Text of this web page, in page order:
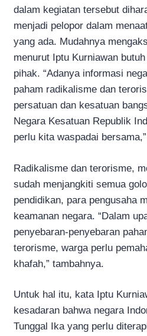
dalam kegiatan tersebut
menjadi pelopor dalam
yang ada. Mudahnya
menurut Iptu Kurniawan
pihak. “Adanya informasi
paham radikalisme dan
persatuan dan kesatuan
Negara Kesatuan Republik
perlu kita waspadai
Radikalisme dan terorisme,
sudah menjangkiti semua
pendidikan, para pengusaha
keamanan negara. “Dalam
penyebaran-penyebaran
terorisme, warga perlu
khafah,” tambahnya.
Untuk hal itu, kata Iptu
kesadaran bahwa negara
Tunggal Ika yang perlu